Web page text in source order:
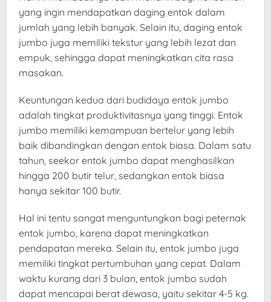
yang ingin mendapatkan daging entok dalam
jumlah yang lebih banyak. Selain itu, daging entok
jumbo juga memiliki tekstur yang lebih lezat dan
empuk, sehingga dapat meningkatkan cita rasa
masakan.
Keuntungan kedua dari budidaya entok jumbo
adalah tingkat produktivitasnya yang tinggi. Entok
jumbo memiliki kemampuan bertelur yang lebih
baik dibandingkan dengan entok biasa. Dalam satu
tahun, seekor entok jumbo dapat menghasilkan
hingga 200 butir telur, sedangkan entok biasa
hanya sekitar 100 butir.
Hal ini tentu sangat menguntungkan bagi peternak
entok jumbo, karena dapat meningkatkan
pendapatan mereka. Selain itu, entok jumbo juga
memiliki tingkat pertumbuhan yang cepat. Dalam
waktu kurang dari 3 bulan, entok jumbo sudah
dapat mencapai berat dewasa, yaitu sekitar 4-5 kg.